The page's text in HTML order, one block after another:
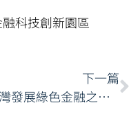
科技創新園區
下一篇
台灣發展綠色金融之產業趨勢